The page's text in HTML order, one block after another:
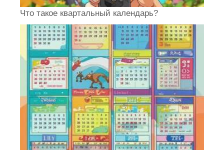
Что такое квартальный календарь?